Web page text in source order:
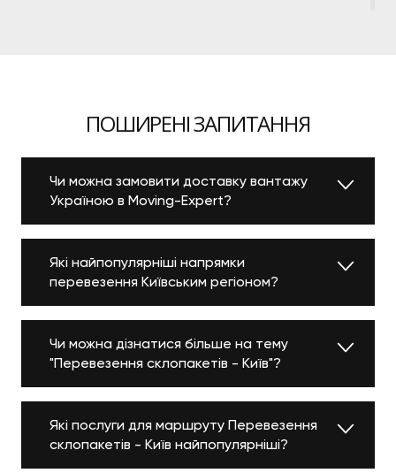
конструкція, що надає опору і фіксує склопакети в
використанням необхідного обладнання
гарантувати збереження крихкого виробу
неможливо.
ПРОФЕСІЙНА
ДОСТАВКА СКЛА ПО
КИЄВУ
Замовляючи машину для вантажоперевезення
нашій фірмі, ви отримуєте такі переваги:
Перед кожним навантаженням піраміда
перевіряється на міцність і стійкість — запобігання
ПОШИРЕНІ ЗАПИТАННЯ
Чи можна замовити доставку вантажу
Україною в Moving-Expert?
Які найпопулярніші напрямки
перевезення Київським регіоном?
Чи можна дізнатися більше на тему
"Перевезення склопакетів - Київ"?
Які послуги для маршруту Перевезення
склопакетів - Київ найпопулярніші?